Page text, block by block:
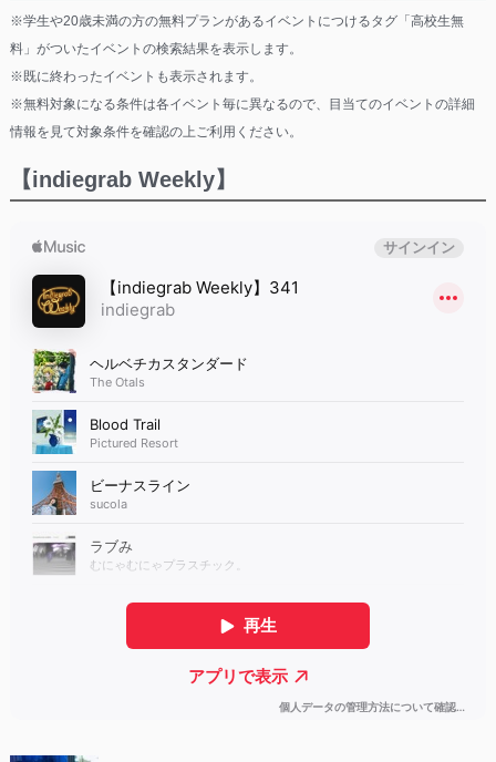
※学生や20歳未満の方の無料プランがあるイベントにつけるタグ「高校生無
料」がついたイベントの検索結果を表示します。
※既に終わったイベントも表示されます。
※無料対象になる条件は各イベント毎に異なるので、目当てのイベントの詳細
情報を見て対象条件を確認の上ご利用ください。
【indiegrab Weekly】